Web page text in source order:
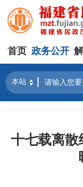
首页 政务公开
十七载离散